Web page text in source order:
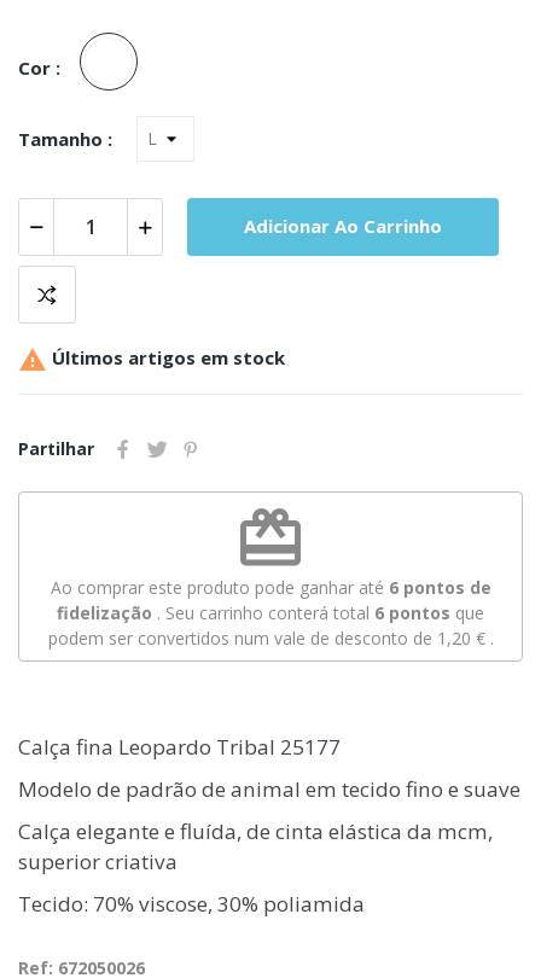
Cor :
Unica
Tamanho :
Adicionar Ao Carrinho
 Últimos artigos em stock
Partilhar
redeem
Ao comprar este produto pode ganhar até 6pontos de
fidelização . Seu carrinho conterá total 6 pontos que
podem ser convertidos num vale de desconto de 1,20 €.
Calça fina Leopardo Tribal 25177
Modelo de padrão de animal em tecido fino e suave
Calça elegante e fluída, de cinta elástica da mcm,
superior criativa
Tecido: 70% viscose, 30% poliamida
Ref: 672050026